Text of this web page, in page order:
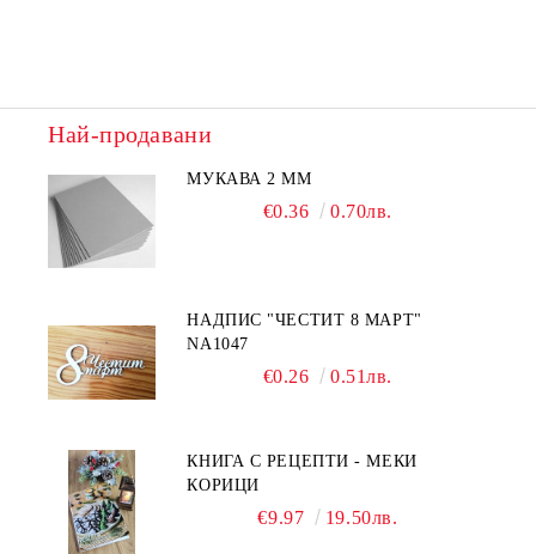
Най-продавани
МУКАВА 2 ММ
€0.36 0.70лв.
НАДПИС "ЧЕСТИТ 8 МАРТ"
NA1047
€0.26 0.51лв.
КНИГА С РЕЦЕПТИ - МЕКИ
КОРИЦИ
€9.97 19.50лв.